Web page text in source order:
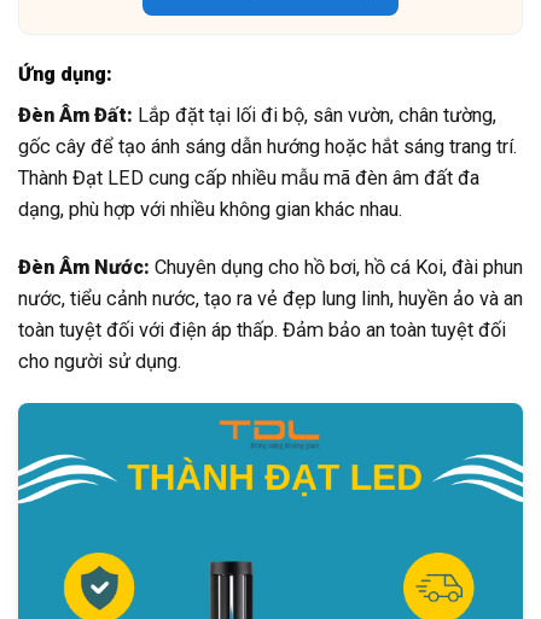
Ứng dụng:
Đèn Âm Đất: Lắp đặt tại lối đi bộ, sân vườn, chân tường,
gốc cây để tạo ánh sáng dẫn hướng hoặc hắt sáng trang trí.
Thành Đạt LED cung cấp nhiều mẫu mã đèn âm đất đa
dạng, phù hợp với nhiều không gian khác nhau.
Đèn Âm Nước: Chuyên dụng cho hồ bơi, hồ cá Koi, đài phun
nước, tiểu cảnh nước, tạo ra vẻ đẹp lung linh, huyền ảo và an
toàn tuyệt đối với điện áp thấp. Đảm bảo an toàn tuyệt đối
cho người sử dụng.